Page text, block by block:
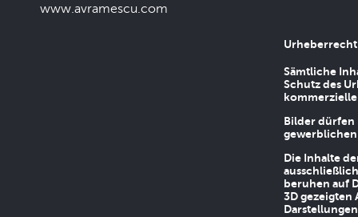
www.avramescu.com
Urheberrecht
Sämtliche
Schutz des
Bilder dürfen
Die Inhalte
beruhen auf
3D gezeigten